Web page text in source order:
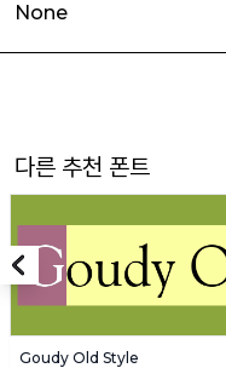
None
다른 추천 폰트
Goudy Old Style